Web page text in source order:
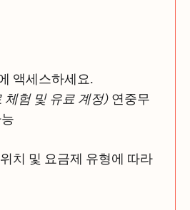
액세스하세요.
체험 및 유료 계정) 연중무
치 및 요금제 유형에 따라